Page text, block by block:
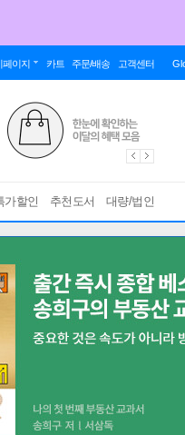
페이지 카트 주문/배송 고객센터
가할인 추천도서 대량/법인